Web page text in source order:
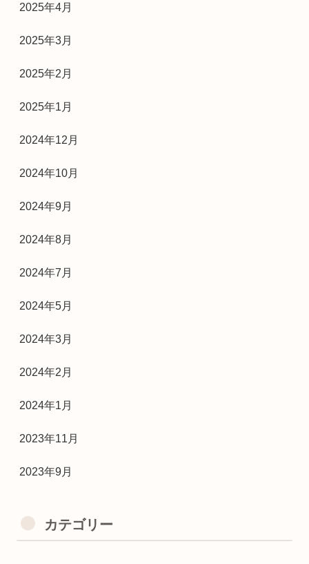
2025年4月
2025年3月
2025年2月
2025年1月
2024年12月
2024年10月
2024年9月
2024年8月
2024年7月
2024年5月
2024年3月
2024年2月
2024年1月
2023年11月
2023年9月
カテゴリー